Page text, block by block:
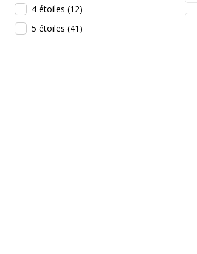
4 étoiles (12)
5 étoiles (41 )